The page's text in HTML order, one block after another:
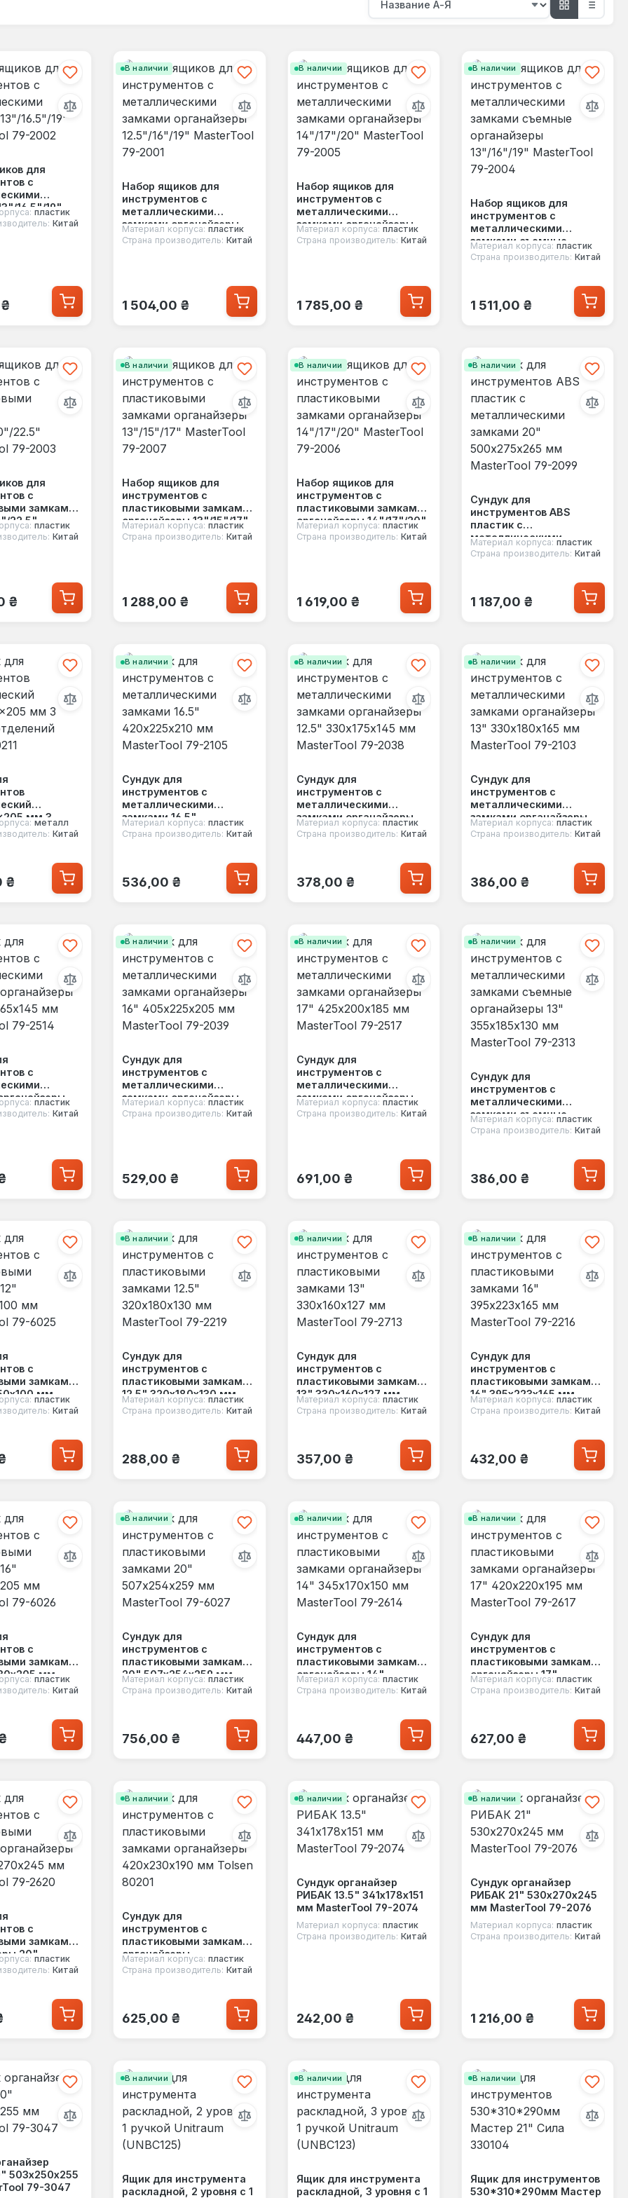
для
с
16.5"/19"
79-2002
пластик
Китай
В наличии
Набор ящиков для
инструментов с
металлическими
замками органайзеры
12.5"/16"/19" MasterTool
79-2001
Материал корпуса: пластик
Страна производитель: Китай
Обычная цена:
1 504,00 ₴
В наличии
Набор ящиков для
инструментов с
металлическими
замками органайзеры
14"/17"/20" MasterTool
79-2005
Материал корпуса: пластик
Страна производитель: Китай
Обычная цена:
1 785,00 ₴
В наличии
Набор ящиков для
инструментов с
металлическими
замками съемные
органайзеры 13"/16"/19"
MasterTool 79-2004
Материал корпуса: пластик
Страна производитель: Китай
Обычная цена:
1 511,00 ₴
для
с
замками
22.5"
79-2003
пластик
Китай
₴
В наличии
Набор ящиков для
инструментов с
пластиковыми замками
органайзеры 13"/15"/17"
MasterTool 79-2007
Материал корпуса: пластик
Страна производитель: Китай
Обычная цена:
1 288,00 ₴
В наличии
Набор ящиков для
инструментов с
пластиковыми замками
органайзеры 14"/17"/20"
MasterTool 79-2006
Материал корпуса: пластик
Страна производитель: Китай
Обычная цена:
1 619,00 ₴
В наличии
Сундук для
инструментов ABS
пластик с
металлическими
замками 20"
500х275х265 мм
Материал корпуса: пластик
Страна производитель: Китай
Обычная цена:
1 187,00 ₴
мм 3
металл
Китай
₴
В наличии
Сундук для
инструментов с
металлическими
замками 16.5"
420х225х210 мм
MasterTool 79-2105
Материал корпуса: пластик
Страна производитель: Китай
Обычная цена:
536,00 ₴
В наличии
Сундук для
инструментов с
металлическими
замками органайзеры
12.5" 330х175х145 мм
MasterTool 79-2038
Материал корпуса: пластик
Страна производитель: Китай
Обычная цена:
378,00 ₴
В наличии
Сундук для
инструментов с
металлическими
замками органайзеры
13" 330х180х165 мм
MasterTool 79-2103
Материал корпуса: пластик
Страна производитель: Китай
Обычная цена:
386,00 ₴
с
мм
79-2514
пластик
Китай
В наличии
Сундук для
инструментов с
металлическими
замками органайзеры
16" 405х225х205 мм
MasterTool 79-2039
Материал корпуса: пластик
Страна производитель: Китай
Обычная цена:
529,00 ₴
В наличии
Сундук для
инструментов с
металлическими
замками органайзеры
17" 425х200х185 мм
MasterTool 79-2517
Материал корпуса: пластик
Страна производитель: Китай
Обычная цена:
691,00 ₴
В наличии
Сундук для
инструментов с
металлическими
замками съемные
органайзеры 13"
355х185х130 мм
Материал корпуса: пластик
Страна производитель: Китай
Обычная цена:
386,00 ₴
с
замками
мм
79-6025
пластик
Китай
В наличии
Сундук для
инструментов с
пластиковыми замками
12.5" 320х180х130 мм
MasterTool 79-2219
Материал корпуса: пластик
Страна производитель: Китай
Обычная цена:
288,00 ₴
В наличии
Сундук для
инструментов с
пластиковыми замками
13" 330х160х127 мм
MasterTool 79-2713
Материал корпуса: пластик
Страна производитель: Китай
Обычная цена:
357,00 ₴
В наличии
Сундук для
инструментов с
пластиковыми замками
16" 395х223х165 мм
MasterTool 79-2216
Материал корпуса: пластик
Страна производитель: Китай
Обычная цена:
432,00 ₴
с
замками
мм
79-6026
пластик
Китай
В наличии
Сундук для
инструментов с
пластиковыми замками
20" 507х254х259 мм
MasterTool 79-6027
Материал корпуса: пластик
Страна производитель: Китай
Обычная цена:
756,00 ₴
В наличии
Сундук для
инструментов с
пластиковыми замками
органайзеры 14"
345х170х150 мм
MasterTool 79-2614
Материал корпуса: пластик
Страна производитель: Китай
Обычная цена:
447,00 ₴
В наличии
Сундук для
инструментов с
пластиковыми замками
органайзеры 17"
420х220х195 мм
MasterTool 79-2617
Материал корпуса: пластик
Страна производитель: Китай
Обычная цена:
627,00 ₴
с
замками
20"
мм
79-2620
пластик
Китай
В наличии
Сундук для
инструментов с
пластиковыми замками
органайзеры
420х230х190 мм Tolsen
80201
Материал корпуса: пластик
Страна производитель: Китай
Обычная цена:
625,00 ₴
В наличии
Сундук органайзер
РИБАК 13.5" 341х178х151
мм MasterTool 79-2074
Материал корпуса: пластик
Страна производитель: Китай
Обычная цена:
242,00 ₴
В наличии
Сундук органайзер
РИБАК 21" 530х270х245
мм MasterTool 79-2076
Материал корпуса: пластик
Страна производитель: Китай
Обычная цена:
1 216,00 ₴
503х250х255
79-3047
В наличии
Ящик для инструмента
раскладной, 2 уровня с 1
В наличии
Ящик для инструмента
раскладной, 3 уровня с 1
В наличии
Ящик для инструментов
530*310*290мм Мастер